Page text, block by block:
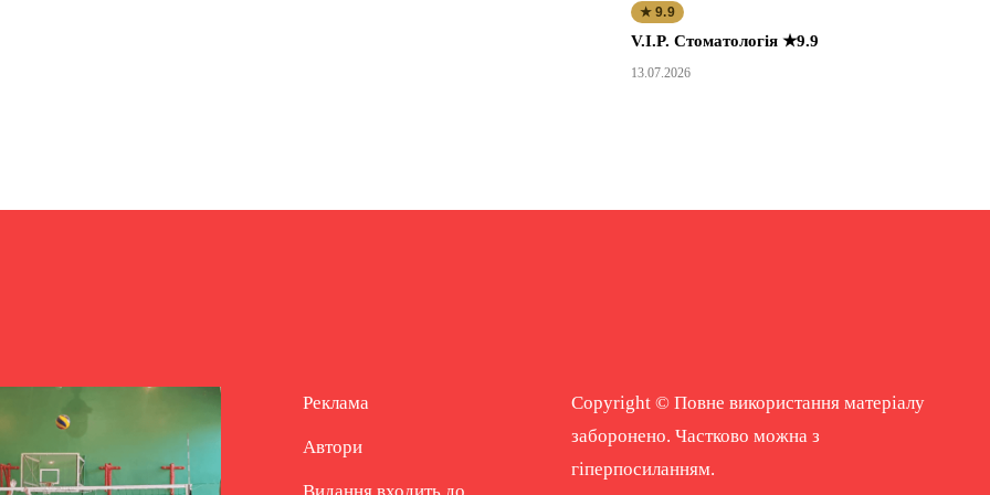
★ 9.9
V.I.P. Стоматологія ★9.9
13.07.2026
Реклама
Автори
Copyright © Повне використання матеріалу
заборонено. Частково можна з
гіперпосиланням.